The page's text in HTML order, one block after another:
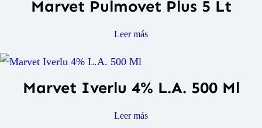
Marvet Pulmovet Plus 5 Lt
Leer más
Marvet Iverlu 4% L.A. 500 Ml
Leer más